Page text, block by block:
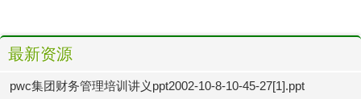
最新资源
pwc集团财务管理培训讲义ppt2002-10-8-10-45-27[1].ppt